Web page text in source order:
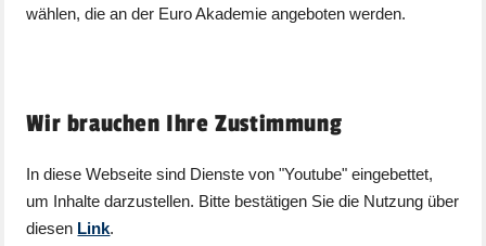
wählen, die an der Euro Akademie angeboten werden.
Wir brauchen Ihre Zustimmung
In diese Webseite sind Dienste von "Youtube" eingebettet,
um Inhalte darzustellen. Bitte bestätigen Sie die Nutzung über
diesen Link.